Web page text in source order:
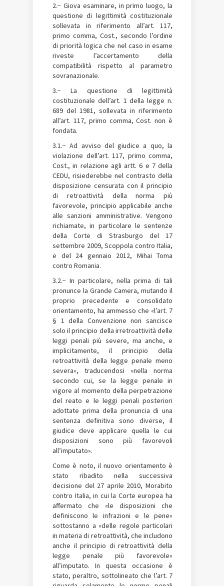
2.− Giova esaminare, in primo luogo, la
questione di legittimità costituzionale
sollevata in riferimento all’art. 117,
primo comma, Cost., secondo l’ordine
di priorità logica che nel caso in esame
riveste l’accertamento della
compatibilità rispetto al parametro
sovranazionale.
3.− La questione di legittimità
costituzionale dell’art. 1 della legge n.
689 del 1981, sollevata in riferimento
all’art. 117, primo comma, Cost. non è
fondata.
3.1.− Ad avviso del giudice a quo, la
violazione dell’art. 117, primo comma,
Cost., in relazione agli artt. 6 e 7 della
CEDU, risiederebbe nel contrasto della
disposizione censurata con il principio
di retroattività della norma più
favorevole, principio applicabile anche
alle sanzioni amministrative. Vengono
richiamate, in particolare le sentenze
della Corte di Strasburgo del 17
settembre 2009, Scoppola contro Italia,
e del 24 gennaio 2012, Mihai Toma
contro Romania.
3.2.− In particolare, nella prima di tali
pronunce la Grande Camera, mutando il
proprio precedente e consolidato
orientamento, ha ammesso che «l’art. 7
§ 1 della Convenzione non sancisce
solo il principio della irretroattività delle
leggi penali più severe, ma anche, e
implicitamente, il principio della
retroattività della legge penale meno
severa», traducendosi «nella norma
secondo cui, se la legge penale in
vigore al momento della perpetrazione
del reato e le leggi penali posteriori
adottate prima della pronuncia di una
sentenza definitiva sono diverse, il
giudice deve applicare quella le cui
disposizioni sono più favorevoli
all’imputato».
Come è noto, il nuovo orientamento è
stato ribadito nella successiva
decisione del 27 aprile 2010, Morabito
contro Italia, in cui la Corte europea ha
affermato che «le disposizioni che
definiscono le infrazioni e le pene»
sottostanno a «delle regole particolari
in materia di retroattività, che includono
anche il principio di retroattività della
legge penale più favorevole»
all’imputato. In questa occasione è
stato, peraltro, sottolineato che l’art. 7